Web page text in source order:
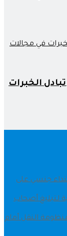
الخبرات
جنسي على
لتبليغ أصحاب
النقل أمام